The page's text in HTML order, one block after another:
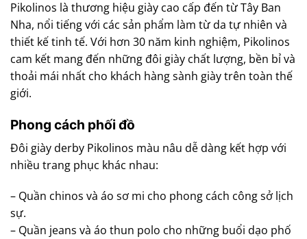
Pikolinos là thương hiệu giày cao cấp đến từ Tây Ban
Nha, nổi tiếng với các sản phẩm làm từ da tự nhiên và
thiết kế tinh tế. Với hơn 30 năm kinh nghiệm, Pikolinos
cam kết mang đến những đôi giày chất lượng, bền bỉ và
thoải mái nhất cho khách hàng sành giày trên toàn thế
giới.
Phong cách phối đồ
Đôi giày derby Pikolinos màu nâu dễ dàng kết hợp với
nhiều trang phục khác nhau:
– Quần chinos và áo sơ mi cho phong cách công sở lịch
sự.
– Quần jeans và áo thun polo cho những buổi dạo phố